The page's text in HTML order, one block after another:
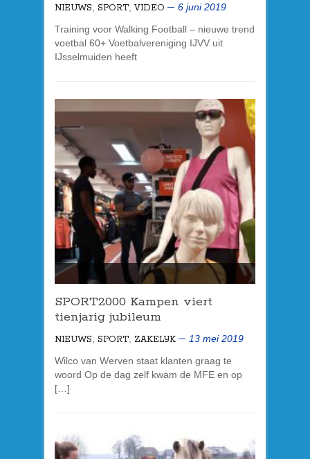
NIEUWS SPORT VIDEO
6 juni 2019
Training voor Walking Football – nieuwe trend
voetbal 60+ Voetbalvereniging IJVV uit
IJsselmuiden heeft
SPORT2000 Kampen viert
tienjarig jubileum
NIEUWS, SPORT, ZAKELIJK
13 mei 2019
Wilco van Werven staat klanten graag te
woord Op de dag zelf kwam de MFE en op
[…]